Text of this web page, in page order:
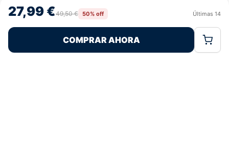
retirar el consentimiento, puede afectar negativamente a ciertas
características y funciones.
Rechazar
Política de CookiesPolítica de Privacidad
27,99 €49,50 € 50% off Últimas 14
COMPRAR AHORA
¿Tienes dudas con la talla o el envío?
Escríbenos por WhatsApp